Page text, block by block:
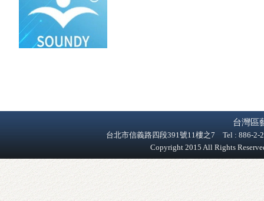
台灣區
台北市信義路四段391號11樓之7 Tel : 886-
Copyright 2015 All Rights